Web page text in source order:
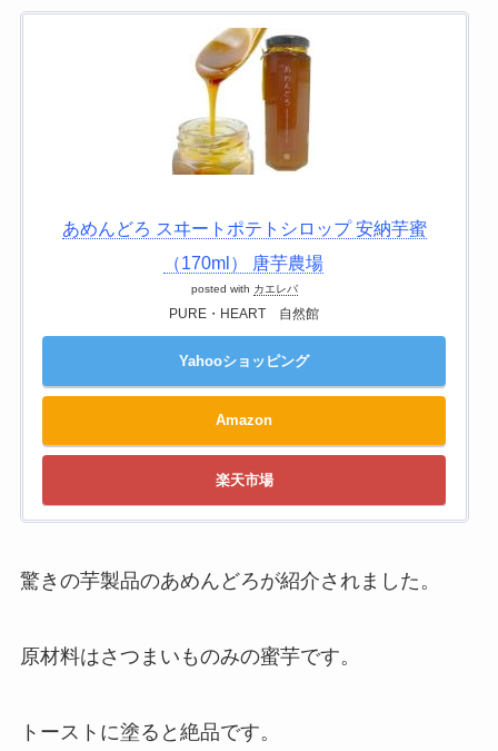
あめんどろ スヰートポテトシロップ 安納芋蜜
（170ml） 唐芋農場
posted with カエレバ
PURE・HEART 自然館
Yahooショッピング
Amazon
楽天市場
驚きの芋製品のあめんどろが紹介されました。
原材料はさつまいものみの蜜芋です。
トーストに塗ると絶品です。